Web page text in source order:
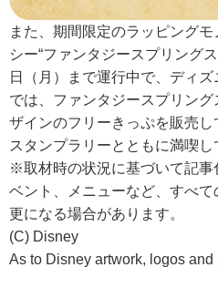
また、期間限定のラッピング
シー“ファンタジースプリング
日（月）まで運行中で、ディ
では、ファンタジースプリン
ザインのフリーきっぷを販売し
スタンプラリーとともに満喫し
※取材時の状況に基づいて記事
ベント、メニューなど、すべ
更になる場合があります。
(C) Disney
As to Disney artwork, logos